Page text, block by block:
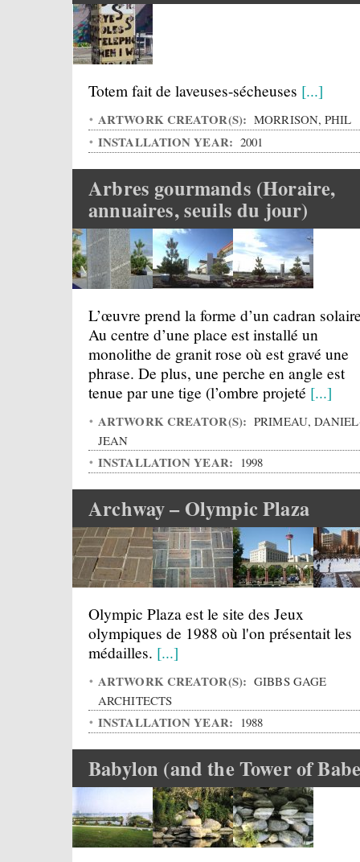
Totem fait de laveuses-sécheuses [...]
ARTWORK CREATOR(S): MORRISON, PHIL
INSTALLATION YEAR: 2001
Arbres gourmands (Horaire,
annuaires, seuils du jour)
L’œuvre prend la forme d’un cadran
Au centre d’une place est installé un
monolithe de granit rose où est gravé une
phrase. De plus, une perche en angle est
tenue par une tige (l’ombre projeté [...]
ARTWORK CREATOR(S): PRIMEAU,
JEAN
INSTALLATION YEAR: 1998
Archway – Olympic Plaza
Olympic Plaza est le site des Jeux
olympiques de 1988 où l'on présentait les
médailles. [...]
ARTWORK CREATOR(S): GIBBS GAGE
ARCHITECTS
INSTALLATION YEAR: 1988
Babylon (and the Tower of